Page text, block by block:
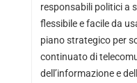
responsabili politici a
flessibile e facile da
piano strategico per
continuato di
dell’informazione e